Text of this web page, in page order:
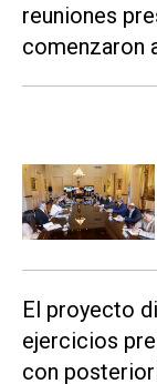
reuniones
comenzaron
El proyecto
ejercicios
con